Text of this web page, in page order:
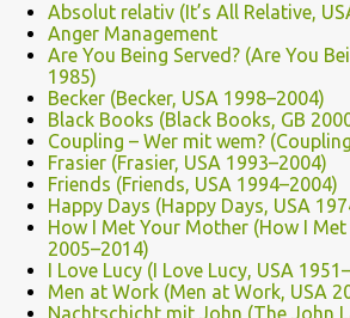
Absolut relativ (It’s All Relative,
Anger Management
Are You Being Served? (Are You
1985)
Becker (Becker, USA 1998–2004)
Black Books (Black Books, GB
Coupling – Wer mit wem?
Frasier (Frasier, USA 1993–2004)
Friends (Friends, USA 1994–2004)
Happy Days (Happy Days, USA
How I Met Your Mother (How I
2005–2014)
I Love Lucy (I Love Lucy, USA
Men at Work (Men at Work, USA
Nachtschicht mit John (The John